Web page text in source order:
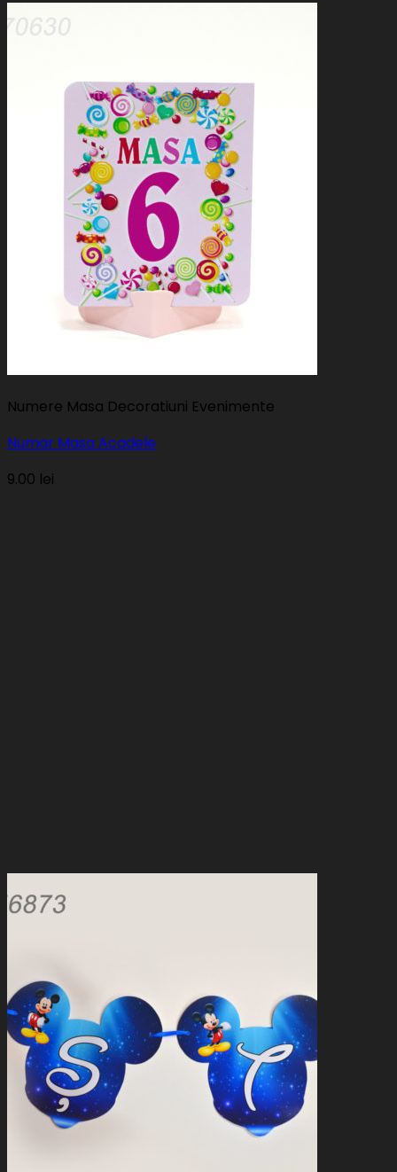
Numere Masa Decoratiuni Evenimente
Numar Masa Acadele
9.00 lei